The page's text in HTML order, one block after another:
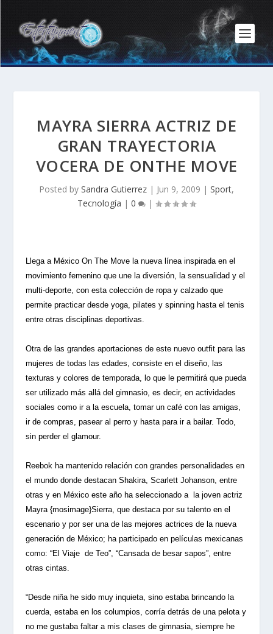
MAYRA SIERRA ACTRIZ DE
GRAN TRAYECTORIA
VOCERA DE ONTHE MOVE
Posted by Sandra Gutierrez | Jun 9, 2009 | Sport,
Tecnología | 0 |
Llega a México On The Move la nueva línea inspirada en el
movimiento femenino que une la diversión, la sensualidad y el
multi-deporte, con esta colección de ropa y calzado que
permite practicar desde yoga, pilates y spinning hasta el tenis
entre otras disciplinas deportivas.
Otra de las grandes aportaciones de este nuevo outfit para las
mujeres de todas las edades, consiste en el diseño, las
texturas y colores de temporada, lo que le permitirá que pueda
ser utilizado más allá del gimnasio, es decir, en actividades
sociales como ir a la escuela, tomar un café con las amigas,
ir de compras, pasear al perro y hasta para ir a bailar. Todo,
sin perder el glamour.
Reebok ha mantenido relación con grandes personalidades en
el mundo donde destacan Shakira, Scarlett Johanson, entre
otras y en México este año ha seleccionado a la joven actriz
Mayra {mosimage}Sierra, que destaca por su talento en el
escenario y por ser una de las mejores actrices de la nueva
generación de México; ha participado en películas mexicanas
como: “El Viaje de Teo”, “Cansada de besar sapos”, entre
otras cintas.
“Desde niña he sido muy inquieta, sino estaba brincando la
cuerda, estaba en los columpios, corría detrás de una pelota y
no me gustaba faltar a mis clases de gimnasia, siempre he